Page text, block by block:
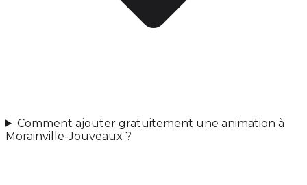
Comment ajouter gratuitement une animation à
Morainville-Jouveaux ?